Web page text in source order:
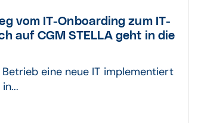
vom IT-Onboarding zum IT-
auf CGM STELLA geht in die
eine neue IT implementiert